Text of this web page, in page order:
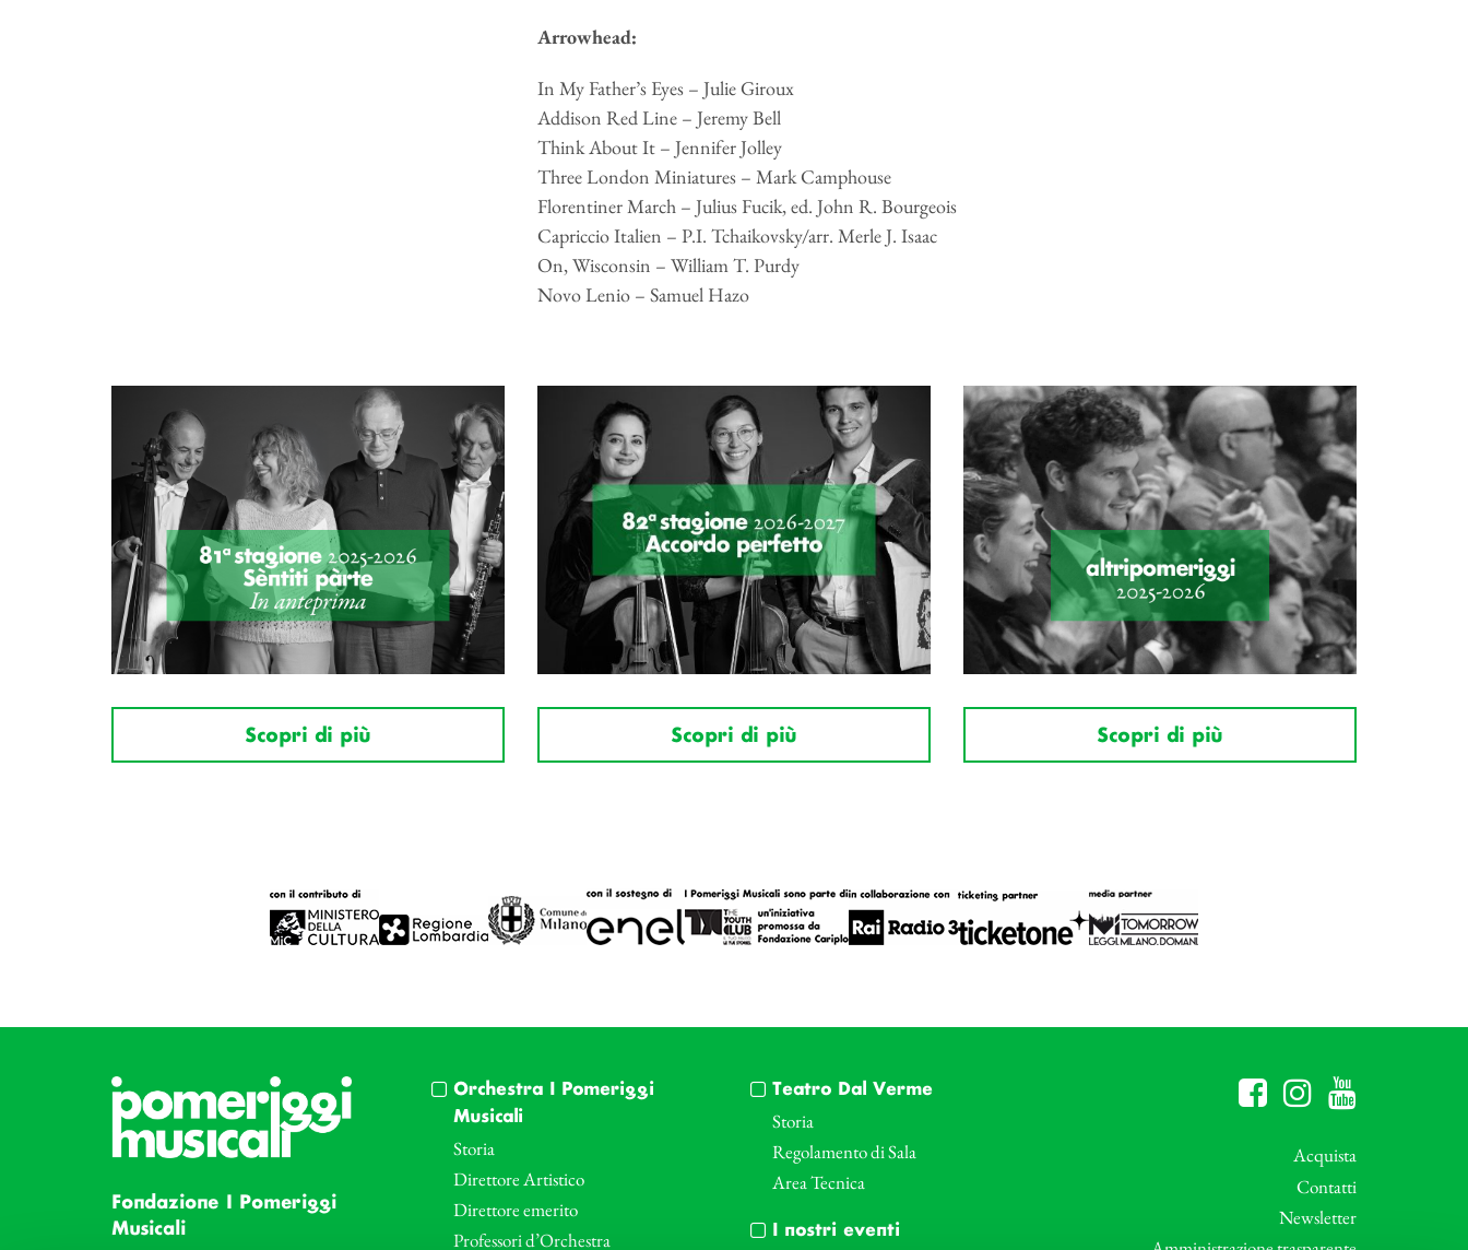
Arrowhead:
In My Father’s Eyes – Julie Giroux
Addison Red Line – Jeremy Bell
Think About It – Jennifer Jolley
Three London Miniatures – Mark Camphouse
Florentiner March – Julius Fucik, ed. John R. Bourgeois
Capriccio Italien – P.I. Tchaikovsky/arr. Merle J. Isaac
On, Wisconsin – William T. Purdy
Novo Lenio – Samuel Hazo
Scopri di più Scopri di più Scopri di più
Fondazione I Pomeriggi
Musicali
Orchestra I Pomeriggi
Musicali
Storia
Direttore Artistico
Direttore emerito
Professori d’Orchestra
Teatro Dal Verme
Storia
Regolamento di Sala
Area Tecnica
I nostri eventi
Acquista
Contatti
Newsletter